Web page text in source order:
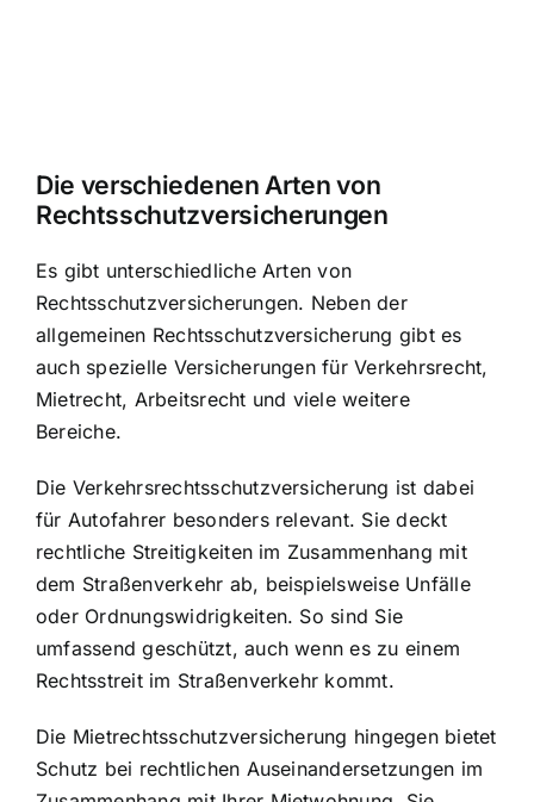
Die verschiedenen Arten von
Rechtsschutzversicherungen
Es gibt unterschiedliche Arten von
Rechtsschutzversicherungen. Neben der
allgemeinen Rechtsschutzversicherung gibt es
auch spezielle Versicherungen für Verkehrsrecht,
Mietrecht, Arbeitsrecht und viele weitere
Bereiche.
Die Verkehrsrechtsschutzversicherung ist dabei
für Autofahrer besonders relevant. Sie deckt
rechtliche Streitigkeiten im Zusammenhang mit
dem Straßenverkehr ab, beispielsweise Unfälle
oder Ordnungswidrigkeiten. So sind Sie
umfassend geschützt, auch wenn es zu einem
Rechtsstreit im Straßenverkehr kommt.
Die Mietrechtsschutzversicherung hingegen bietet
Schutz bei rechtlichen Auseinandersetzungen im